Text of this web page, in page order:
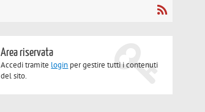
Area riservata
Accedi tramite login per gestire tutti i contenuti
del sito.